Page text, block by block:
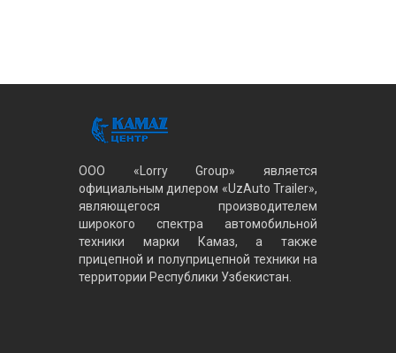
ООО «Lorry Group» является
официальным дилером «UzAuto Trailer»,
являющегося производителем
широкого спектра автомобильной
техники марки Камаз, а также
прицепной и полуприцепной техники на
территории Республики Узбекистан.